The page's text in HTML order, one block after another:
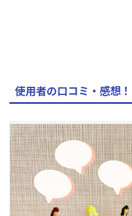
使用者の口コミ・感想